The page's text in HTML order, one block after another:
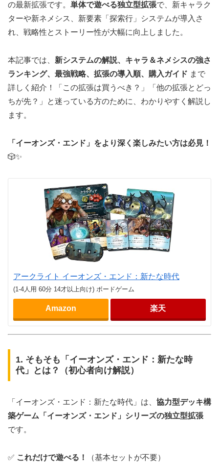
の最新拡張です。 単体で遊べる独立型拡張で、新キャラク
ターや新ネメシス、新要素「探索行」システムが導入さ
れ、戦略性とストーリー性が大幅に向上しました。
本記事では、 新システムの解説、キャラ＆ネメシスの強さ
ランキング、最強戦略、拡張の導入順、購入ガイド まで
詳しく紹介！「この拡張は買うべき？」「他の拡張とどっ
ちが先？」と迷っている方のために、わかりやすく解説し
ます。
「イーオンズ・エンド」をより深く楽しみたい方は必見！
🎲✨
アークライト イーオンズ・エンド：新たな時代
(1-4人用 60分 14才以上向け) ボードゲーム
Amazon 楽天
1. そもそも「イーオンズ・エンド：新たな時
代」とは？（初心者向け解説）
「イーオンズ・エンド：新たな時代」は、 協力型デッキ構
築ゲーム「イーオンズ・エンド」シリーズの独立型拡張
です。
✅ これだけで遊べる！ （基本セットが不要）